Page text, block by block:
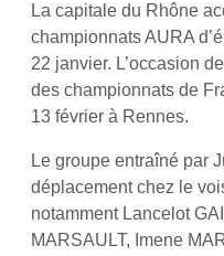
La capitale du Rhône
championnats AURA
22 janvier. L’occasion
des championnats de
13 février à Rennes.
Le groupe entraîné par
déplacement chez le
notamment Lancelot
MARSAULT, Imene